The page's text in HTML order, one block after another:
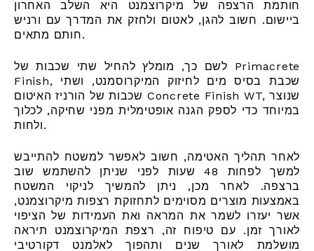
חותמת הרצפה של מיקרוצמנט היא השלב האחרון
ביישום. חשוב להגן, לאטום ולחזק את המדרך עם ורניש
חותם מתאים.
לשם כך, מומלץ להחיל שתי שכבות של Primacrete
Finish, שכבת בסיס מים לחיזוק המיקרוסמנט, ושתי
שכבות של הורניז האיטום Concrete Finish WT, שנוצר
במיוחד כדי לספק הגנה אופטימלית מפני שחיקה, לכלוך
ולחות.
לאחר תהליך האטימה, חשוב לאפשר למשטח להתייבש
למשך לפחות 48 שעות לפני שניתן להשתמש שוב
ברצפה. לאחר מכן, ניתן להמשיך לניקוי המשטח
באמצעות מוצרים מסוימים לתחזוקת רצפות מיקרוצמנט,
אשר יעזרו לשמר את המראה ואת העמידות של הציפוי
לאורך זמן. עם טיפוח זה, רצפת המיקרוצמנט תיראה
מושלמת לאורך שנים ותהפוך לאלמנט דקורטיבי